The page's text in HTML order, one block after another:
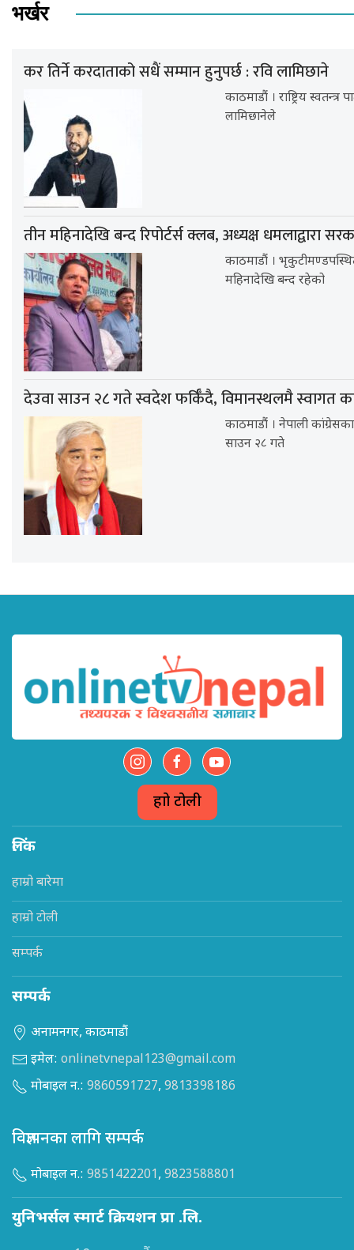
भर्खर
कर तिर्ने करदाताको सधैं सम्मान हुनुपर्छ : रवि लामिछाने
काठमाडौं । राष्ट्रिय स्वतन्त्र
लामिछानेले
तीन महिनादेखि बन्द रिपोर्टर्स क्लब, अध्यक्ष धमलाद्वारा
काठमाडौं ।
महिनादेखि बन्द रहेको
देउवा साउन २८ गते स्वदेश फर्किँदै, विमानस्थलमै स्वागत
काठमाडौं । नेपाली
साउन २८ गते
हाम्रो टोली
लिंक
हाम्रो बारेमा
हाम्रो टोली
सम्पर्क
सम्पर्क
अनामनगर, काठमाडौं
इमेल: onlinetvnepal123@gmail.com
मोबाइल न.: 9860591727, 9813398186
विज्ञापनका लागि सम्पर्क
मोबाइल न.: 9851422201, 9823588801
युनिभर्सल स्मार्ट क्रियशन प्रा .लि.